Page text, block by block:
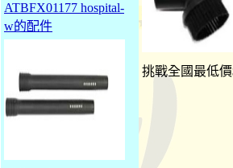
ATBFX01177 hospital-
w的配件
挑戰全國最低